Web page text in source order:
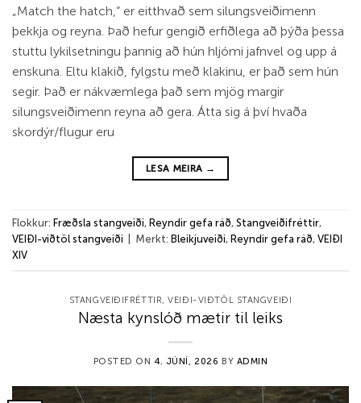
„Match the hatch,“ er eitthvað sem silungsveiðimenn
þekkja og reyna. Það hefur gengið erfiðlega að þýða þessa
stuttu lykilsetningu þannig að hún hljómi jafnvel og upp á
enskuna. Eltu klakið, fylgstu með klakinu, er það sem hún
segir. Það er nákvæmlega það sem mjög margir
silungsveiðimenn reyna að gera. Átta sig á því hvaða
skordýr/flugur eru
LESA MEIRA →
Flokkur: Fræðsla stangveiði, Reyndir gefa ráð, Stangveiðifréttir,
VEIÐI-viðtöl stangveiði
Merkt: Bleikjuveiði, Reyndir gefa ráð, VEIÐI
XIV
STANGVEIÐIFRÉTTIR ,VEIÐI-VIÐTÖL STANGVEIÐI
Næsta kynslóð mætir til leiks
POSTED ON4. JÚNÍ, 2026 BY ADMIN